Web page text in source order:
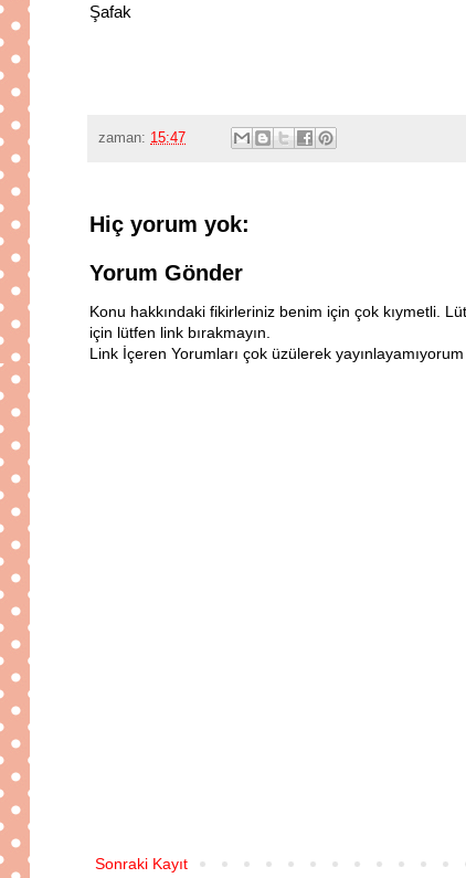
Şafak
zaman: 15:47
Hiç yorum yok:
Yorum Gönder
Konu hakkındaki fikirleriniz benim için çok kıymetli.
için lütfen link bırakmayın.
Link İçeren Yorumları çok üzülerek yayınlayamıyorum
Sonraki Kayıt